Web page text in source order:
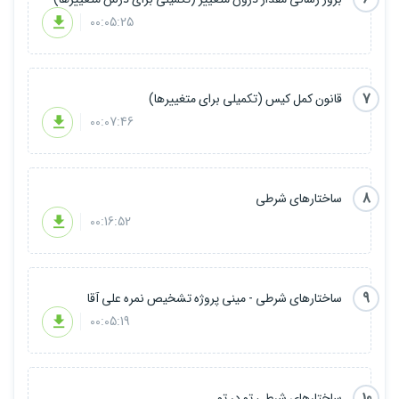
سرفصل های دوره :
مقدمه : معرفی دوره متخصص پایتون
درس 1 : دانلود و نصب پایتون در ویندوز
درس 2 : معرفی محیط های برنامه نویسی و نصب VS Code و نصب
افزونه Python
درس 3 : متغییرها در پایتون
درس 4 : قوانین نام گذاری متغییرها
درس 5 : بروزرسانی مقدار درون متغییرها
درس 6 : قانون کمل کیس در نام گذاری متغییرها
درس 7 : ساختارهای شرطی
شرطی)
درس 9 : ساختارهای شرطی تو در تو
درس 10 : Replication
درس 11 : عملگرهای ریاضی
درس 12 : عملگرهای منطقی
درس 13 : عملگرهای مقایسه ای
درس 14 : فانکشن ها در پایتون
00:05:25
7
قانون کمل کیس (تکمیلی برای متغییرها)
00:07:46
8
ساختارهای شرطی
00:16:52
9
ساختارهای شرطی - مینی پروژه تشخیص نمره علی آقا
00:05:19